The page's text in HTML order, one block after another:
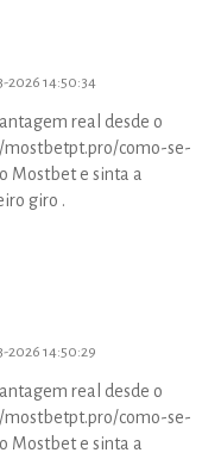
2026 14:50:34
real desde o
como-se-
Mostbet e sinta a
giro .
2026 14:50:29
real desde o
como-se-
Mostbet e sinta a